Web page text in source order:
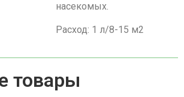
насекомых.
Расход: 1 л/8-15 м2
товары